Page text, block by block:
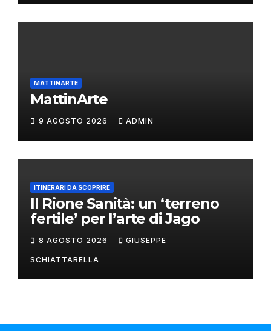
MATTINARTE
MattinArte
9 AGOSTO 2026 ADMIN
ITINERARI DA SCOPRIRE
Il Rione Sanità: un ‘terreno
fertile’ per l’arte di Jago
8 AGOSTO 2026 GIUSEPPE
SCHIATTARELLA